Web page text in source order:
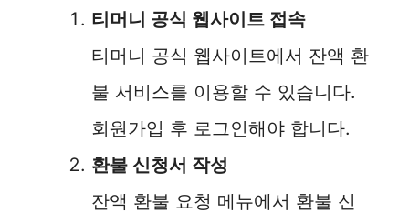
티머니 공식 웹사이트 접속
티머니 공식 웹사이트에서 잔액 환
불 서비스를 이용할 수 있습니다.
회원가입 후 로그인해야 합니다.
환불 신청서 작성
잔액 환불 요청 메뉴에서 환불 신